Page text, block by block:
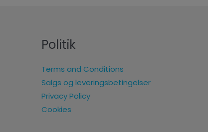
Politik
Terms and Conditions
Salgs og leveringsbetingelser
Privacy Policy
Cookies